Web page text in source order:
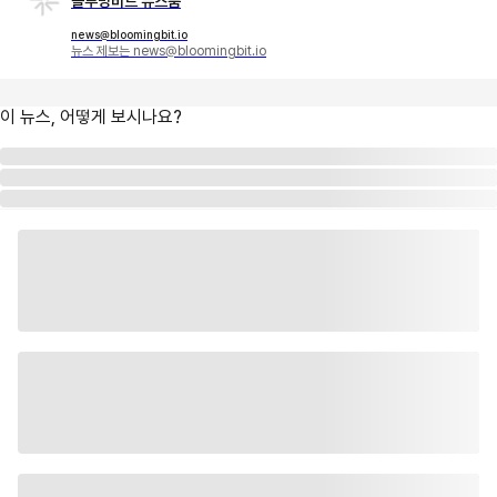
news@bloomingbit.io
뉴스 제보는 news@bloomingbit.io
이 뉴스, 어떻게 보시나요?